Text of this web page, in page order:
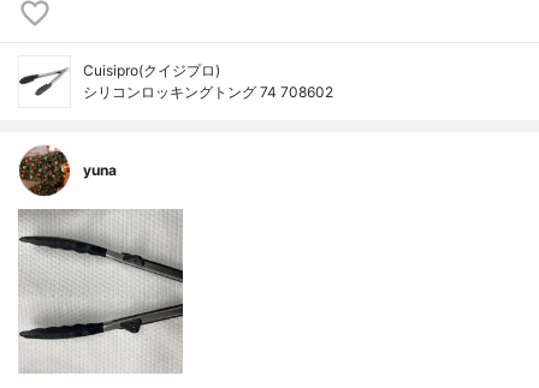
Cuisipro(クイジプロ)
シリコンロッキングトング 74 708602
yuna